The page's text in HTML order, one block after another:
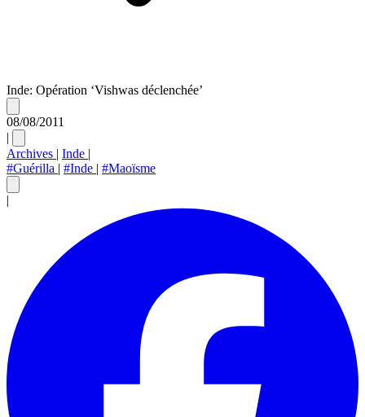
Inde: Opération ‘Vishwas déclenchée’
08/08/2011
|
Archives | Inde |
#Guérilla | #Inde | #Maoïsme
|